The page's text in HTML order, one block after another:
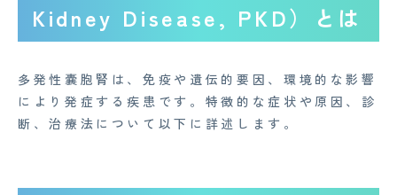
Kidney Disease, PKD）とは
多発性嚢胞腎は、免疫や遺伝的要因、環境的な影響
により発症する疾患です。特徴的な症状や原因、診
断、治療法について以下に詳述します。